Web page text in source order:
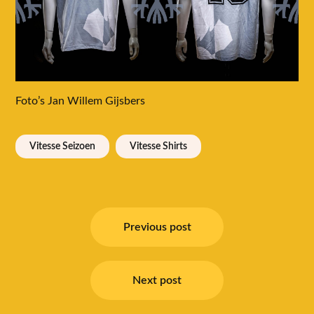
Foto’s Jan Willem Gijsbers
Vitesse Seizoen Vitesse Shirts
Previous post
Next post